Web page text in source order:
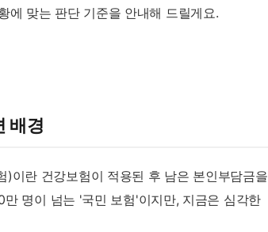
에 맞는 판단 기준을 안내해 드릴게요.
배경
이란 건강보험이 적용된 후 남은 본인부담금을
명이 넘는 '국민 보험'이지만, 지금은 심각한